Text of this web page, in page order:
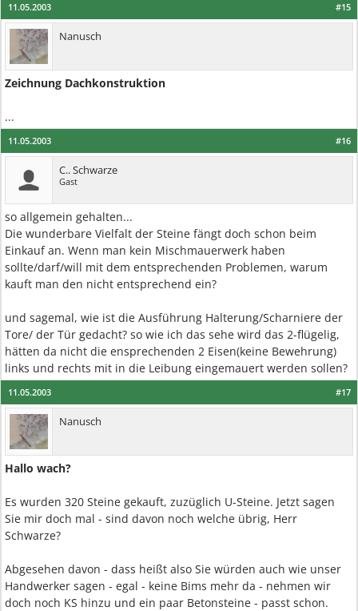
#15
11.05.2003
Nanusch
Zeichnung Dachkonstruktion
...
#16
11.05.2003
C.. Schwarze
Gast
so allgemein gehalten...
Die wunderbare Vielfalt der Steine fängt doch schon beim
Einkauf an. Wenn man kein Mischmauerwerk haben
sollte/darf/will mit dem entsprechenden Problemen, warum
kauft man den nicht entsprechend ein?
und sagemal, wie ist die Ausführung Halterung/Scharniere der
Tore/ der Tür gedacht? so wie ich das sehe wird das 2-flügelig,
hätten da nicht die ensprechenden 2 Eisen(keine Bewehrung)
links und rechts mit in die Leibung eingemauert werden sollen?
#17
11.05.2003
Nanusch
Hallo wach?
Es wurden 320 Steine gekauft, zuzüglich U-Steine. Jetzt sagen
Sie mir doch mal - sind davon noch welche übrig, Herr
Schwarze?
Abgesehen davon - dass heißt also Sie würden auch wie unser
Handwerker sagen - egal - keine Bims mehr da - nehmen wir
doch noch KS hinzu und ein paar Betonsteine - passt schon.